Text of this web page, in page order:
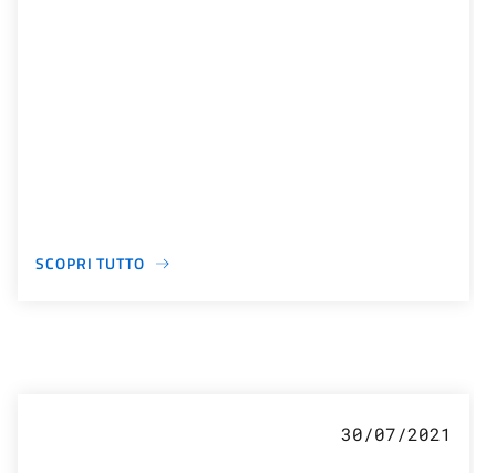
SCOPRI TUTTO
30/07/2021